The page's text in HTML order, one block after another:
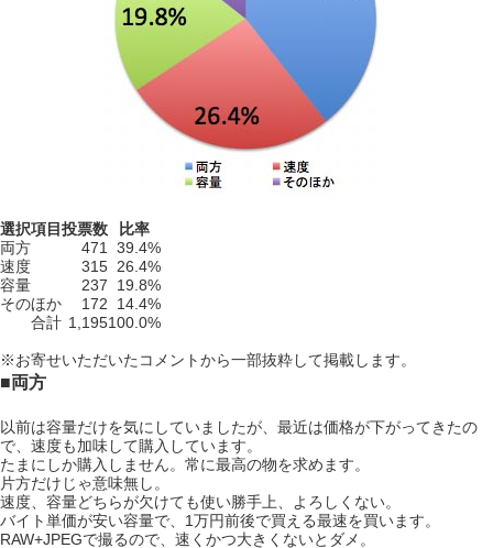
選択項目投票数
比率
両方
471 39.4%
速度
315 26.4%
容量
237
19.8%
そのほか
172
14.4%
合計 1,195100.0%
※お寄せいただいたコメントから一部抜粋して掲載します。
■両方
以前は容量だけを気にしていましたが、最近は価格が下がってきたの
で、速度も加味して購入しています。
たまにしか購入しません。常に最高の物を求めます。
片方だけじゃ意味無し。
速度、容量どちらが欠けても使い勝手上、よろしくない。
バイト単価が安い容量で、1万円前後で買える最速を買います。
RAW+JPEGで撮るので、速くかつ大きくないとダメ。